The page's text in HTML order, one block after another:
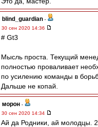
blind_guardian -
30 сен 2020 14:36
# Gt3
Мысль проста. Текущий
полностью проваливает
по усилению команды в
Дальше не копай.
морон -
30 сен 2020 14:34
Ай да Родники, ай молодцы.